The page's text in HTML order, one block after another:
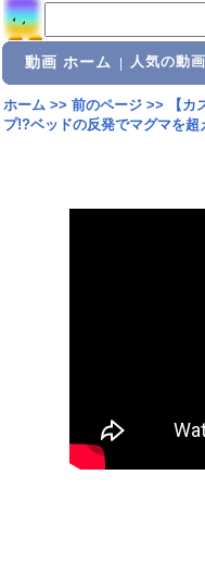
動画 ホーム 人気の動画
ホーム>> 前のページ>>
【
プ!?ベッドの反発でマグマを